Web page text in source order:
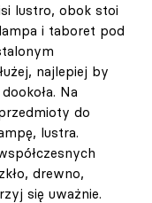
lustro, obok stoi
i taboret pod
najlepiej by
Na
do
lustra.
drewno,
się uważnie.